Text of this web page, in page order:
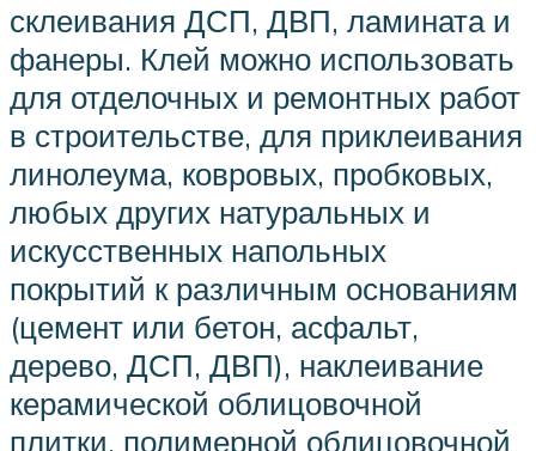
склеивания ДСП, ДВП, ламината и
фанеры. Клей можно использовать
для отделочных и ремонтных работ
в строительстве, для приклеивания
линолеума, ковровых, пробковых,
любых других натуральных и
искусственных напольных
покрытий к различным основаниям
(цемент или бетон, асфальт,
дерево, ДСП, ДВП), наклеивание
керамической облицовочной
плитки, полимерной облицовочной